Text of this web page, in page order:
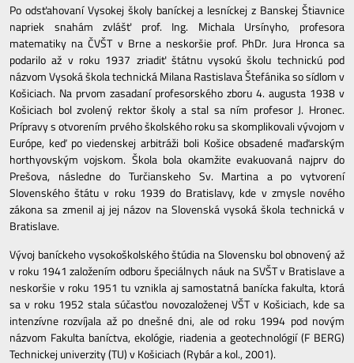
Po odsťahovaní Vysokej školy baníckej a lesníckej z Banskej Štiavnice
napriek snahám zvlášť prof. Ing. Michala Ursínyho, profesora
matematiky na ČVŠT v Brne a neskoršie prof. PhDr. Jura Hronca sa
podarilo až v roku 1937 zriadiť štátnu vysokú školu technickú pod
názvom Vysoká škola technická Milana Rastislava Štefánika so sídlom v
Košiciach. Na prvom zasadaní profesorského zboru 4. augusta 1938 v
Košiciach bol zvolený rektor školy a stal sa ním profesor J. Hronec.
Prípravy s otvorením prvého školského roku sa skomplikovali vývojom v
Európe, keď po viedenskej arbitráži boli Košice obsadené maďarským
horthyovským vojskom. Škola bola okamžite evakuovaná najprv do
Prešova, následne do Turčianskeho Sv. Martina a po vytvorení
Slovenského štátu v roku 1939 do Bratislavy, kde v zmysle nového
zákona sa zmenil aj jej názov na Slovenská vysoká škola technická v
Bratislave.
Vývoj baníckeho vysokoškolského štúdia na Slovensku bol obnovený až
v roku 1941 založením odboru špeciálnych náuk na SVŠT v Bratislave a
neskoršie v roku 1951 tu vznikla aj samostatná banícka fakulta, ktorá
sa v roku 1952 stala súčasťou novozaloženej VŠT v Košiciach, kde sa
intenzívne rozvíjala až po dnešné dni, ale od roku 1994 pod novým
názvom Fakulta baníctva, ekológie, riadenia a geotechnológií (F BERG)
Technickej univerzity (TU) v Košiciach (Rybár a kol., 2001).